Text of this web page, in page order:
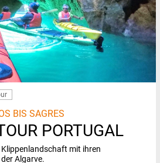
BIS SAGRES
PORTUGAL
mit ihren
Algarve.